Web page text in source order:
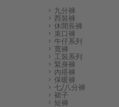
九分褲
西裝褲
休閒長褲
束口褲
牛仔系列
寬褲
工裝系列
緊身褲
內搭褲
保暖褲
七/八分褲
裙子
短褲